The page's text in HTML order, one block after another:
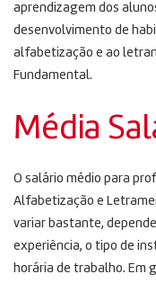
aprendizagem dos
desenvolvimento de
alfabetização e ao
Fundamental.
Média
O salário médio para
Alfabetização e
variar bastante,
experiência, o tipo de
horária de trabalho. Em